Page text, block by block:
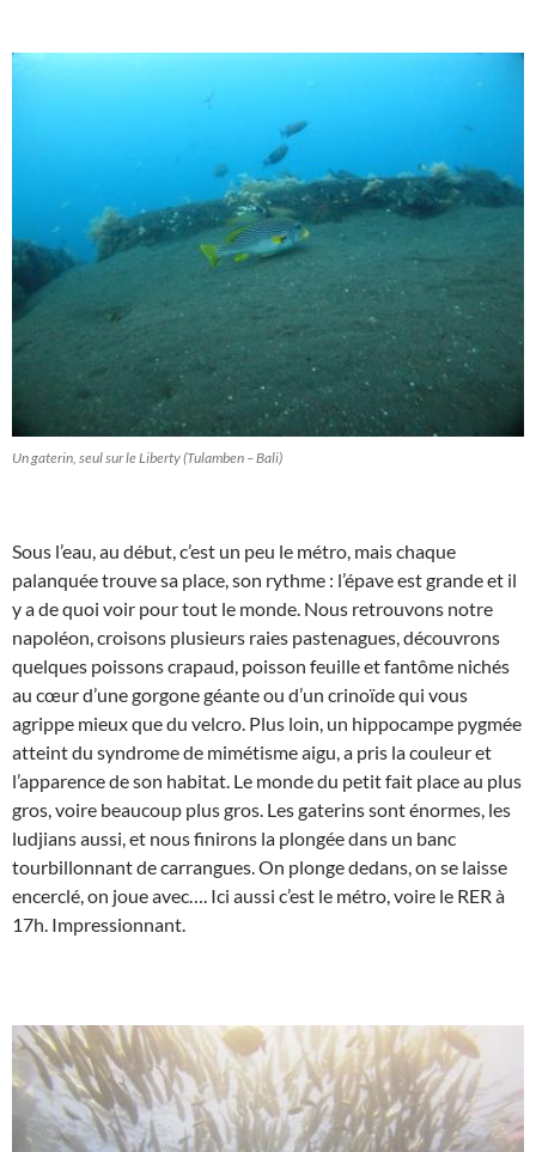
Un gaterin, seul sur le Liberty (Tulamben – Bali)
Sous l’eau, au début, c’est un peu le métro, mais chaque
palanquée trouve sa place, son rythme : l’épave est grande et il
y a de quoi voir pour tout le monde. Nous retrouvons notre
napoléon, croisons plusieurs raies pastenagues, découvrons
quelques poissons crapaud, poisson feuille et fantôme nichés
au cœur d’une gorgone géante ou d’un crinoïde qui vous
agrippe mieux que du velcro. Plus loin, un hippocampe pygmée
atteint du syndrome de mimétisme aigu, a pris la couleur et
l’apparence de son habitat. Le monde du petit fait place au plus
gros, voire beaucoup plus gros. Les gaterins sont énormes, les
ludjians aussi, et nous finirons la plongée dans un banc
tourbillonnant de carrangues. On plonge dedans, on se laisse
encerclé, on joue avec…. Ici aussi c’est le métro, voire le RER à
17h. Impressionnant.